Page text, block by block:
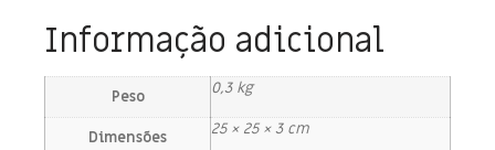
Informação adicional
Peso 0,3 kg
Dimensões 25 × 25 × 3 cm